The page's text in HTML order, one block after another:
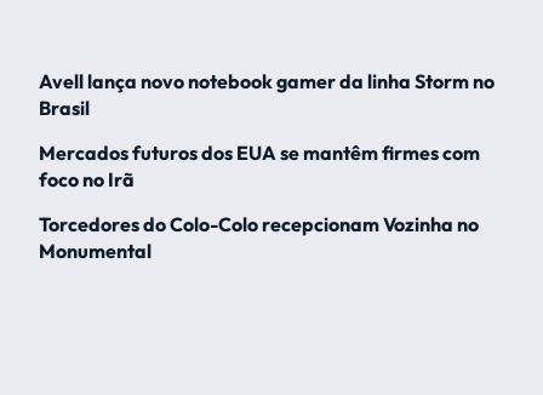
Avell lança novo notebook gamer da linha Storm no
Brasil
Mercados futuros dos EUA se mantêm firmes com
foco no Irã
Torcedores do Colo-Colo recepcionam Vozinha no
Monumental